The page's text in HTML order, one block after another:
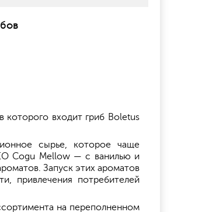
входит гриб Boletus
сырье, которое чаще
Cogu Mellow — с ванилью и
Запуск этих ароматов
привлечения потребителей
на переполненном